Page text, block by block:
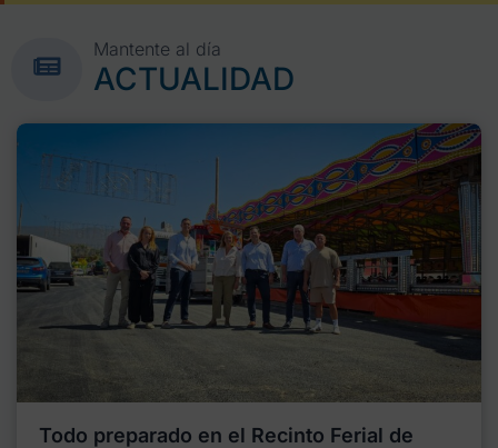
Mantente al día
ACTUALIDAD
Todo preparado en el Recinto Ferial de